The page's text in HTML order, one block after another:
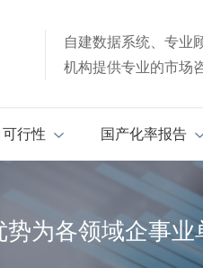
自建数据系统、专业
机构提供专业的市场
行性 国产化率报告
为各领域企事